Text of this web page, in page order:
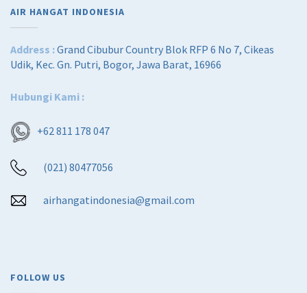
AIR HANGAT INDONESIA
Address :Grand Cibubur Country Blok RFP 6 No 7, Cikeas
Udik, Kec. Gn. Putri, Bogor, Jawa Barat, 16966
Hubungi Kami :
+62 811 178 047
(021) 80477056
airhangatindonesia@gmail.com
FOLLOW US